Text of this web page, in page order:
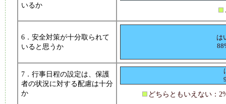
いるか
6．安全対策が十分取られて
いると思うか
は
7．行事日程の設定は、保護
者の状況に対する配慮は十分
か
どちらともいえない：